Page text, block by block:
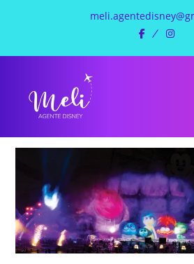
facebook